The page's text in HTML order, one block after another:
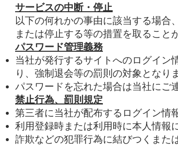
サービスの中断・停止
以下の何れかの事由に該当する場合
または停止する等の措置を取ること
パスワード管理義務
当社が発行するサイトへのログイン
り、強制退会等の罰則の対象となり
パスワードを忘れた場合は当社にご
禁止行為、罰則規定
第三者に当社が配布するログイン情
利用登録時または利用時に本人情報
詐欺などの犯罪行為に結びつくまた